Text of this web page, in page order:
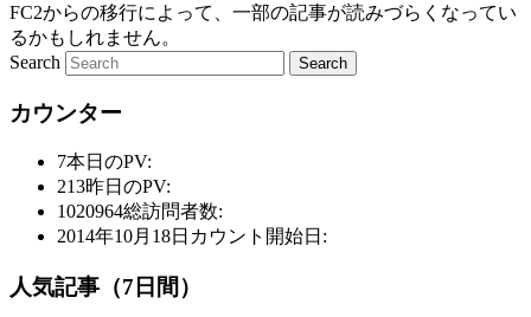
FC2からの移行によって、一部の記事が読みづらくなってい
るかもしれません。
Search
カウンター
7本日のPV:
213昨日のPV:
1020964総訪問者数:
2014年10月18日 カウント開始日:
人気記事（7日間）